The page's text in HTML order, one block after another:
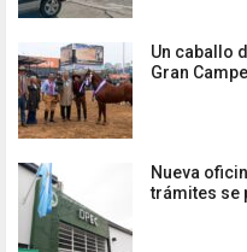
Un caballo
Gran
Nueva
trámites se